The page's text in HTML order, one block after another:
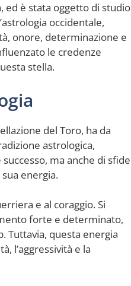
ed è stata oggetto di studio
occidentale,
onore, determinazione e
le credenze
stella.
del Toro, ha da
astrologica,
ma anche di sfide
energia.
e al coraggio. Si
forte e determinato,
Tuttavia, questa energia
l’aggressività e la